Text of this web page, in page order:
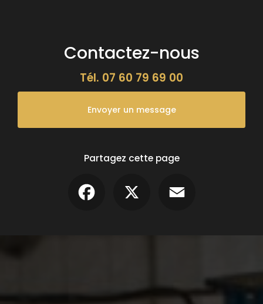
Contactez-nous
Tél. 07 60 79 69 00
Envoyer un message
Partagez cette page